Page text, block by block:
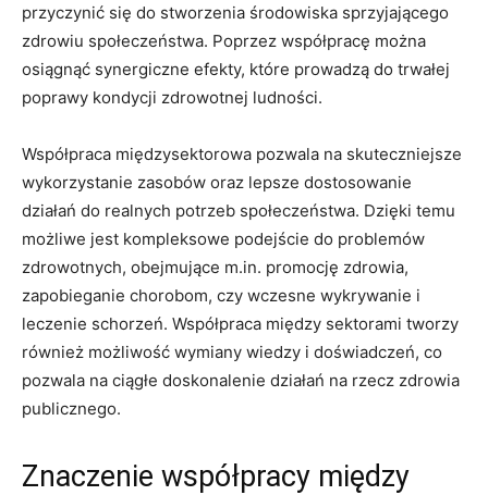
przyczynić⁣ się do stworzenia środowiska ​sprzyjającego
zdrowiu społeczeństwa. Poprzez współpracę można
osiągnąć synergiczne efekty, które prowadzą‍ do trwałej
poprawy kondycji zdrowotnej ludności.
Współpraca międzysektorowa pozwala na‍ skuteczniejsze
wykorzystanie zasobów oraz lepsze⁢ dostosowanie
działań ⁢do realnych potrzeb społeczeństwa. Dzięki temu
możliwe jest kompleksowe podejście do ⁣problemów
⁢zdrowotnych, obejmujące m.in. promocję zdrowia,
zapobieganie chorobom, czy wczesne ​wykrywanie i
leczenie schorzeń. Współpraca⁣ między sektorami tworzy
również możliwość wymiany wiedzy i doświadczeń, co
pozwala na ciągłe doskonalenie działań ⁢na⁤ rzecz zdrowia
publicznego.
Znaczenie współpracy między